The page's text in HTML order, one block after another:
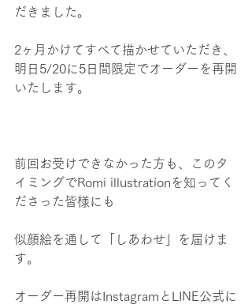
だきました。
2ヶ月かけてすべて描かせていただき、
明日5/20に5日間限定でオーダーを再開
いたします。
前回お受けできなかった方も、このタ
イミングでRomi illustrationを知ってく
ださった皆様にも
似顔絵を通して「しあわせ」を届けま
す。
オーダー再開はInstagramとLINE公式に